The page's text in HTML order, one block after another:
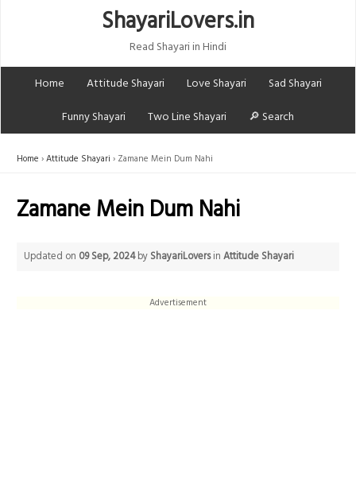
ShayariLovers.in
Read Shayari in Hindi
Home
Attitude Shayari Love Shayari
Sad Shayari
Funny Shayari
Two Line Shayari 🔎 Search
Home Attitude Shayari Zamane Mein Dum Nahi
Zamane Mein Dum Nahi
Updated on 09 Sep, 2024by ShayariLoversinAttitude Shayari
Advertisement